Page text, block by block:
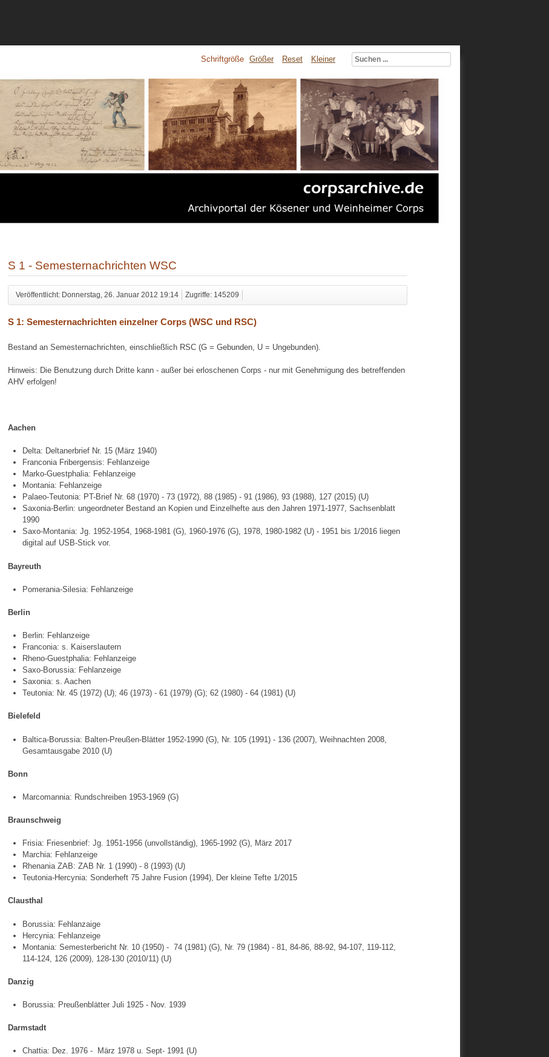
Schriftgröße Größer Reset Kleiner
S 1 - Semesternachrichten WSC
Veröffentlicht: Donnerstag, 26. Januar 2012 19:14 Zugriffe: 145209
S 1: Semesternachrichten einzelner Corps (WSC und RSC)
Bestand an Semesternachrichten, einschließlich RSC (G = Gebunden, U = Ungebunden).
Hinweis: Die Benutzung durch Dritte kann - außer bei erloschenen Corps - nur mit Genehmigung des betreffenden
AHV erfolgen!
Aachen
Delta: Deltanerbrief Nr. 15 (März 1940)
Franconia Fribergensis: Fehlanzeige
Marko-Guestphalia: Fehlanzeige
Montania: Fehlanzeige
Palaeo-Teutonia: PT-Brief Nr. 68 (1970) - 73 (1972), 88 (1985) - 91 (1986), 93 (1988), 127 (2015) (U)
Saxonia-Berlin: ungeordneter Bestand an Kopien und Einzelhefte aus den Jahren 1971-1977, Sachsenblatt
1990
Saxo-Montania: Jg. 1952-1954, 1968-1981 (G), 1960-1976 (G), 1978, 1980-1982 (U) - 1951 bis 1/2016 liegen
digital auf USB-Stick vor.
Bayreuth
Pomerania-Silesia: Fehlanzeige
Berlin
Berlin: Fehlanzeige
Franconia: s. Kaiserslautern
Rheno-Guestphalia: Fehlanzeige
Saxo-Borussia: Fehlanzeige
Saxonia: s. Aachen
Teutonia: Nr. 45 (1972) (U); 46 (1973) - 61 (1979) (G); 62 (1980) - 64 (1981) (U)
Bielefeld
Baltica-Borussia: Balten-Preußen-Blätter 1952-1990 (G), Nr. 105 (1991) - 136 (2007), Weihnachten 2008,
Gesamtausgabe 2010 (U)
Bonn
Marcomannia: Rundschreiben 1953-1969 (G)
Braunschweig
Frisia: Friesenbrief: Jg. 1951-1956 (unvollständig), 1965-1992 (G), März 2017
Marchia: Fehlanzeige
Rhenania ZAB: ZAB Nr. 1 (1990) - 8 (1993) (U)
Teutonia-Hercynia: Sonderheft 75 Jahre Fusion (1994), Der kleine Tefte 1/2015
Clausthal
Borussia: Fehlanzaige
Hercynia: Fehlanzeige
Montania: Semesterbericht Nr. 10 (1950) - 74 (1981) (G), Nr. 79 (1984) - 81, 84-86, 88-92, 94-107, 119-112,
114-124, 126 (2009), 128-130 (2010/11) (U)
Danzig
Borussia: Preußenblätter Juli 1925 - Nov. 1939
Darmstadt
Chattia: Dez. 1976 - März 1978 u. Sept- 1991 (U)